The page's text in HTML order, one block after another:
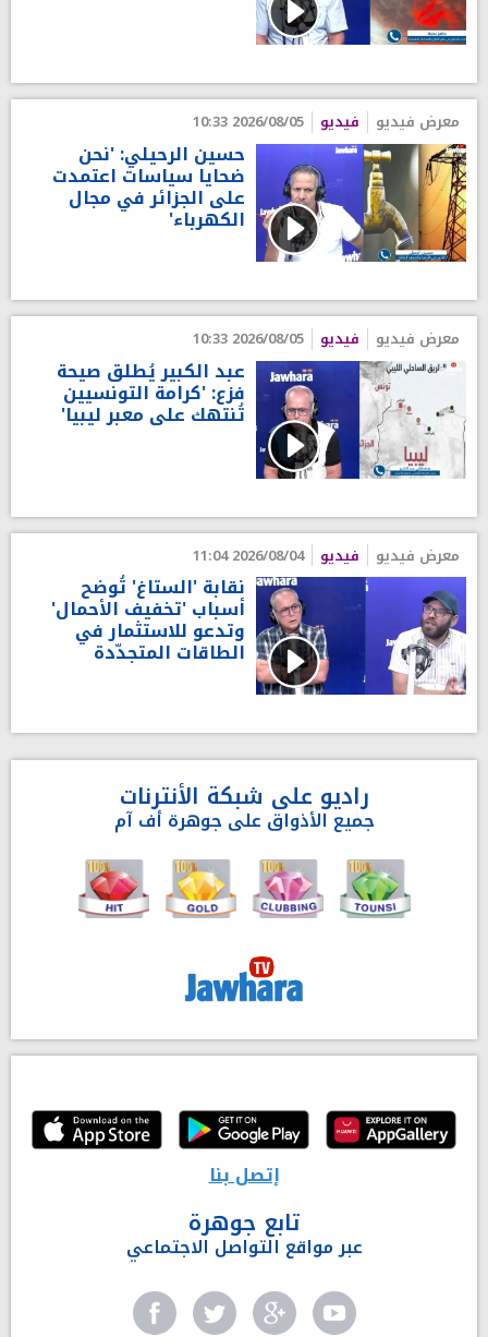
معرض فيديو فيديو 2026/08/05 10:33
حسين الرحيلي: 'نحن
ضحايا سياسات اعتمدت
على الجزائر في مجال
الكهرباء'
معرض فيديو فيديو 2026/08/05 10:33
عبد الكبير يُطلق صيحة
فزع: 'كرامة التونسيين
تُنتهك على معبر ليبيا'
معرض فيديو فيديو 2026/08/04 11:04
نقابة 'الستاغ' تُوضح
أسباب 'تخفيف الأحمال'
وتدعو للاستثمار في
الطاقات المتجدّدة
راديو على شبكة الأنترنات
جميع الأذواق على جوهرة أف آم
إتصل بنا
تابع جوهرة
عبر مواقع التواصل الاجتماعي